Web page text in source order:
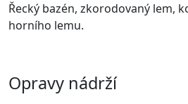
Řecký bazén, zkorodovaný lem,
horního lemu.
Opravy nádrží